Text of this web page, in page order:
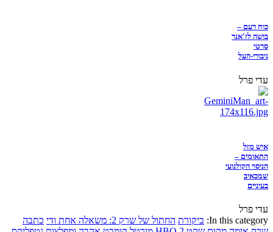
כוח רעם –
בושה לז'אנר
סרטי
גיבורי-העל
עדי פרל
איש מזל
התאומים –
הניסוי הקולנועי
שמכאיב
בעיניים
עדי פרל
In this category: ביקורת החתול של שרק 2: משאלה אחת ודי
כתבה